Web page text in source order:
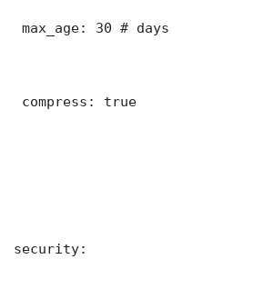
max_age: 30 # days
compress: true
security: